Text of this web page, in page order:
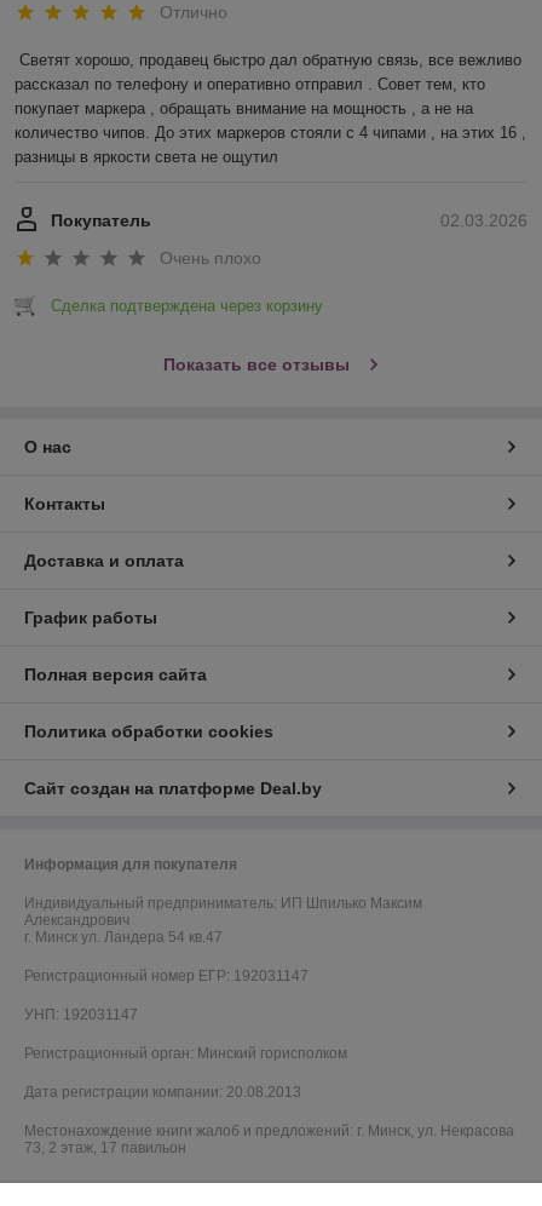
Отлично
Светят хорошо, продавец быстро дал обратную связь, все вежливо
рассказал по телефону и оперативно отправил . Совет тем, кто
покупает маркера , обращать внимание на мощность , а не на
количество чипов. До этих маркеров стояли с 4 чипами , на этих 16 ,
разницы в яркости света не ощутил
02.03.2026
Покупатель
Очень плохо
Сделка подтверждена через корзину
Показать все отзывы
О нас
Контакты
Доставка и оплата
График работы
Полная версия сайта
Политика обработки cookies
Сайт создан на платформе Deal.by
Информация для покупателя
Индивидуальный предприниматель: ИП Шпилько Максим
Александрович
г. Минск ул. Ландера 54 кв.47
Регистрационный номер ЕГР: 192031147
УНП: 192031147
Регистрационный орган: Минский горисполком
Дата регистрации компании: 20.08.2013
Местонахождение книги жалоб и предложений: г. Минск, ул. Некрасова
73, 2 этаж, 17 павильон